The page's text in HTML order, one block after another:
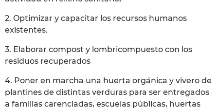
2. Optimizar y capacitar los recursos humanos
existentes.
3. Elaborar compost y lombricompuesto con los
residuos recuperados
4. Poner en marcha una huerta orgánica y vivero de
plantines de distintas verduras para ser entregados
a familias carenciadas, escuelas públicas, huertas